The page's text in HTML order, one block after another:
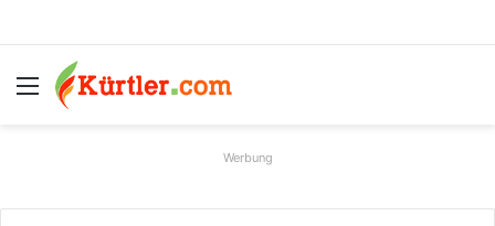
Menü
Werbung